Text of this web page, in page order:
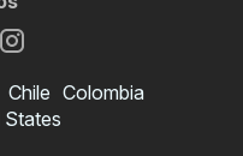
Chile Colombia
States